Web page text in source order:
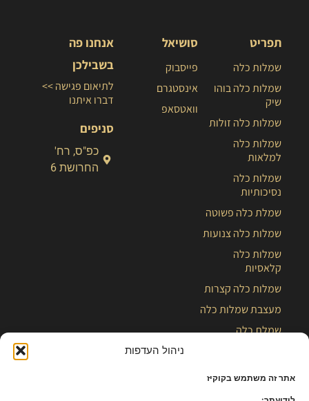
ניהול העדפות
אתר זה משתמש בקוקיז
תפריט
שמלות כלה
שמלות כלה בוהו
שיק
שמלות כלה זולות
שמלות כלה
למלאות
שמלות כלה
נסיכותיות
שמלת כלה פשוטה
שמלות כלה צנועות
שמלות כלה
קלאסיות
שמלות כלה קצרות
מעצבת שמלות כלה
שמלת כלה
סושיאל
פייסבוק
אינסטגרם
וואטסאפ
אנחנו פה
בשבילכן
לתיאום פגישה >>
דברו איתנו
סניפים
כפ"ס, רח'
החרושת 6